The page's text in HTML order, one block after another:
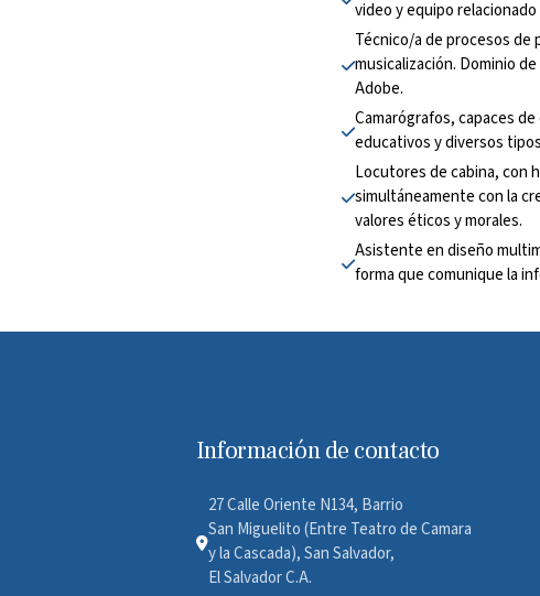
video y equipo relacionado
Técnico/a de procesos de
musicalización. Dominio
Adobe.
Camarógrafos, capaces
educativos y diversos
Locutores de cabina, con
simultáneamente con la
valores éticos y morales.
Asistente en diseño
forma que comunique la
Información de contacto
27 Calle Oriente N134, Barrio
San Miguelito (Entre Teatro de Camara
y la Cascada), San Salvador,
El Salvador C.A.